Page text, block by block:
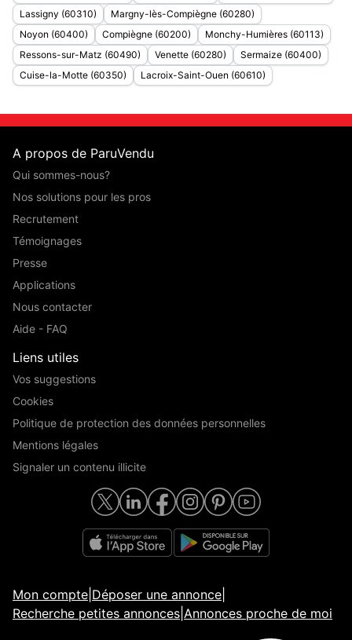
Lassigny (60310)
Margny-lès-Compiègne (60280)
Noyon (60400)
Compiègne (60200)
Monchy-Humières (60113)
Ressons-sur-Matz (60490)
Venette (60280)
Sermaize (60400)
Cuise-la-Motte (60350)
Lacroix-Saint-Ouen (60610)
A propos de ParuVendu
Qui sommes-nous?
Nos solutions pour les pros
Recrutement
Témoignages
Presse
Applications
Nous contacter
Aide - FAQ
Liens utiles
Vos suggestions
Cookies
Politique de protection des données personnelles
Mentions légales
Signaler un contenu illicite
Mon compte Déposer une annonce
Recherche petites annonces Annonces proche de moi